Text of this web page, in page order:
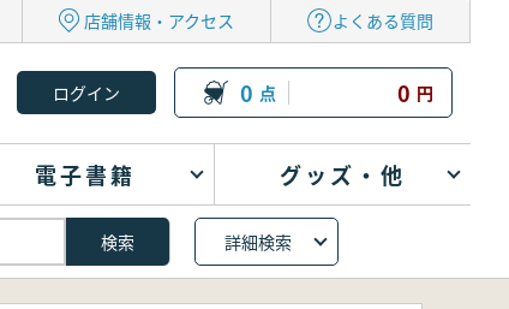
店舗情報・アクセス よくある質問
0 点 0 円
電子書籍 グッズ・他
詳細検索